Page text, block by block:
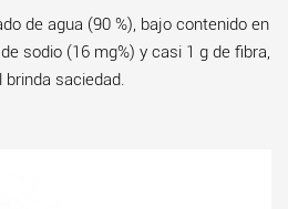
de agua (90 %), bajo contenido en
sodio (16 mg%) y casi 1 g de fibra,
brinda saciedad.